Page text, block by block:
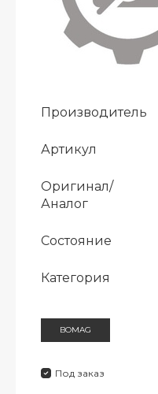
Производитель
Артикул
Оригинал/
Аналог
Состояние
Категория
BOMAG
Под заказ